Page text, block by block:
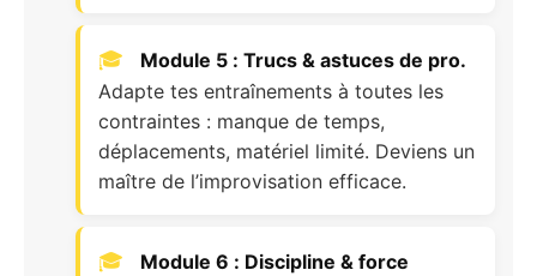
Module 5 : Trucs & astuces de pro.
Adapte tes entraînements à toutes les
contraintes : manque de temps,
déplacements, matériel limité. Deviens un
maître de l’improvisation efficace.
Module 6 : Discipline & force